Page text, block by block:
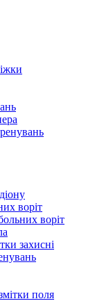
воріт
воріт
захисні
поля